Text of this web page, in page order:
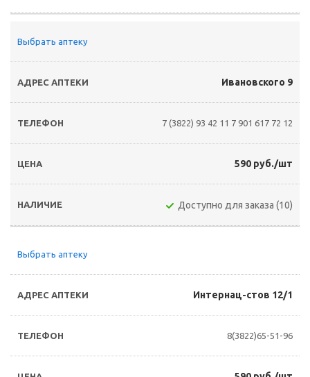
Выбрать аптеку
Ивановского 9
7 (3822) 93 42 11 7 901 617 72 12
590 руб./шт
Доступно для заказа (10)
Выбрать аптеку
Интернац-стов 12/1
8(3822)65-51-96